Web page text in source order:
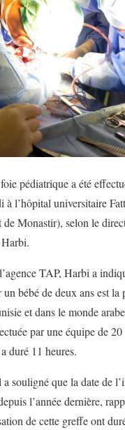
pédiatrique a été
à l’hôpital universitaire
Monastir), selon le
TAP, Harbi a
bébé de deux ans est la
et dans le monde
par une équipe de
duré 11 heures.
souligné que la date de
l’année dernière,
de cette greffe ont